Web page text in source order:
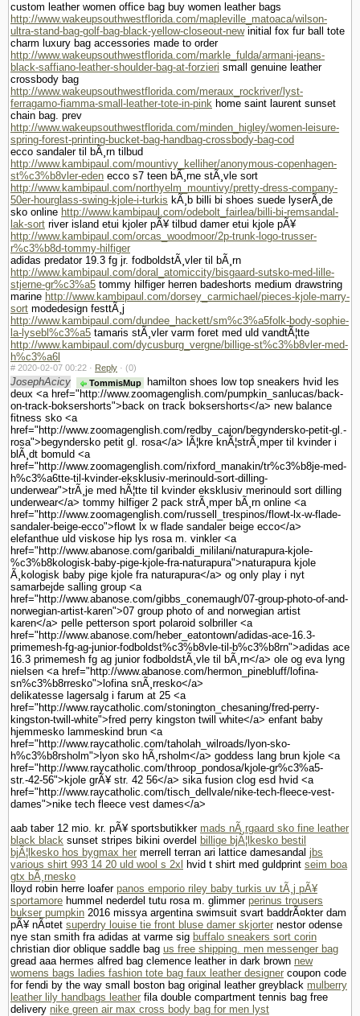
custom leather women office bag buy women leather bags
http://www.wakeupsouthwestflorida.com/mapleville_matoaca/wilson-
ultra-stand-bag-golf-bag-black-yellow-closeout-newinitial fox fur ball tote
charm luxury bag accessories made to order
http://www.wakeupsouthwestflorida.com/markle_fulda/armani-jeans-
black-saffiano-leather-shoulder-bag-at-forzieri small genuine leather
crossbody bag
http://www.wakeupsouthwestflorida.com/meraux_rockriver/lyst-
ferragamo-fiamma-small-leather-tote-in-pink home saint laurent sunset
chain bag. prev
http://www.wakeupsouthwestflorida.com/minden_higley/women-leisure-
spring-forest-printing-bucket-bag-handbag-crossbody-bag-cod
ecco sandaler til bÃ¸rn tilbud
http://www.kambipaul.com/mountivy_kelliher/anonymous-copenhagen-
st%c3%b8vler-eden ecco s7 teen bÃ¸rne stÃ¸vle sort
http://www.kambipaul.com/northyelm_mountivy/pretty-dress-company-
50er-hourglass-swing-kjole-i-turkis kÃ¸b billi bi shoes suede lyserÃ¸de
sko online http://www.kambipaul.com/odebolt_fairlea/billi-bi-remsandal-
lak-sort river island etui kjoler pÃ¥ tilbud damer etui kjole pÃ¥
http://www.kambipaul.com/orcas_woodmoor/2p-trunk-logo-trusser-
r%c3%b8d-tommy-hilfiger
adidas predator 19.3 fg jr. fodboldstÃ¸vler til bÃ¸rn
http://www.kambipaul.com/doral_atomiccity/bisgaard-sutsko-med-lille-
stjerne-gr%c3%a5 tommy hilfiger herren badeshorts medium drawstring
marine http://www.kambipaul.com/dorsey_carmichael/pieces-kjole-marry-
sort modedesign festtÃ¸j
http://www.kambipaul.com/dundee_hackett/sm%c3%a5folk-body-sophie-
la-lysebl%c3%a5 tamaris stÃ¸vler varm foret med uld vandtÃ¦tte
http://www.kambipaul.com/dycusburg_vergne/billige-st%c3%b8vler-med-
h%c3%a6l
# 2020-02-07 00:22 · Reply · (0)
JosephAcicy TommisMup
hamilton shoes low top sneakers hvid les
deux <a href="http://www.zoomagenglish.com/pumpkin_sanlucas/back-
on-track-boksershorts">back on track boksershorts</a> new balance
fitness sko <a
href="http://www.zoomagenglish.com/redby_cajon/begyndersko-petit-gl.-
rosa">begyndersko petit gl. rosa</a> lÃ¦kre knÃ¦strÃ¸mper til kvinder i
blÃ¸dt bomuld <a
href="http://www.zoomagenglish.com/rixford_manakin/tr%c3%b8je-med-
h%c3%a6tte-til-kvinder-eksklusiv-merinould-sort-dilling-
underwear">trÃ¸je med hÃ¦tte til kvinder eksklusiv merinould sort dilling
underwear</a> tommy hilfiger 2 pack strÃ¸mper bÃ¸rn online <a
href="http://www.zoomagenglish.com/russell_trespinos/flowt-lx-w-flade-
sandaler-beige-ecco">flowt lx w flade sandaler beige ecco</a>
elefanthue uld viskose hip lys rosa m. vinkler <a
href="http://www.abanose.com/garibaldi_mililani/naturapura-kjole-
%c3%b8kologisk-baby-pige-kjole-fra-naturapura">naturapura kjole
Ã¸kologisk baby pige kjole fra naturapura</a> og only play i nyt
samarbejde salling group <a
href="http://www.abanose.com/gibbs_conemaugh/07-group-photo-of-and-
norwegian-artist-karen">07 group photo of and norwegian artist
karen</a> pelle petterson sport polaroid solbriller <a
href="http://www.abanose.com/heber_eatontown/adidas-ace-16.3-
primemesh-fg-ag-junior-fodboldst%c3%b8vle-til-b%c3%b8rn">adidas ace
16.3 primemesh fg ag junior fodboldstÃ¸vle til bÃ¸rn</a> ole og eva lyng
nielsen <a href="http://www.abanose.com/hermon_pinebluff/lofina-
sn%c3%b8rresko">lofina snÃ¸rresko</a>
delikatesse lagersalg i farum at 25 <a
href="http://www.raycatholic.com/stonington_chesaning/fred-perry-
kingston-twill-white">fred perry kingston twill white</a> enfant baby
hjemmesko lammeskind brun <a
href="http://www.raycatholic.com/taholah_wilroads/lyon-sko-
h%c3%b8rsholm">lyon sko hÃ¸rsholm</a> goddess lang brun kjole <a
href="http://www.raycatholic.com/throop_pondosa/kjole-gr%c3%a5-
str.-42-56">kjole grÃ¥ str. 42 56</a> sika fusion clog esd hvid <a
href="http://www.raycatholic.com/tisch_dellvale/nike-tech-fleece-vest-
dames">nike tech fleece vest dames</a>
aab taber 12 mio. kr. pÃ¥ sportsbutikker mads nÃ¸rgaard sko fine leather
black black sunset stripes bikini overdel billige bjÃ¦lkesko bestil
bjÃ¦lkesko hos bygmax her merrell terran ari lattice damesandal jbs
various shirt 993 14 20 uld wool s 2xl
hvid t shirt med guldprint seim boa
gtx bÃ¸rnesko
lloyd robin herre loafer panos emporio riley baby turkis uv tÃ¸j pÃ¥
sportamore hummel nederdel tutu rosa m. glimmer perinus trousers
bukser pumpkin 2016 missya argentina swimsuit svart baddrÃ¤kter dam
pÃ¥ nÃ¤tet superdry louise tie front bluse damer skjorter nestor odense
nye stan smith fra adidas at varme sig buffalo sneakers sort corin
christian dior oblique saddle bag us free shipping. men messenger bag
gread aaa hermes alfred bag clemence leather in dark brown new
womens bags ladies fashion tote bag faux leather designer coupon code
for fendi by the way small boston bag original leather greyblack mulberry
leather lily handbags leather fila double compartment tennis bag free
delivery nike green air max cross body bag for men lyst